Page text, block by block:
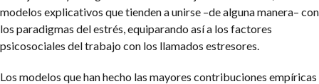
modelos explicativos que tienden a unirse –de alguna manera– con
los paradigmas del estrés, equiparando así a los factores
psicosociales del trabajo con los llamados estresores.
Los modelos que han hecho las mayores contribuciones empíricas